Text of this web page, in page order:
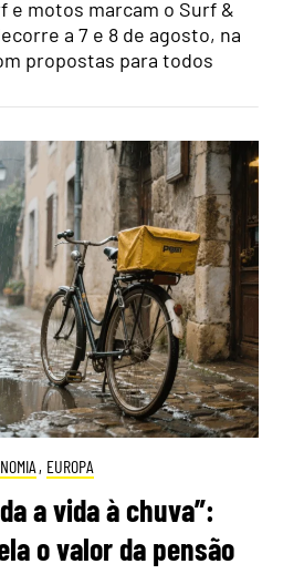
e motos marcam o Surf &
a 7 e 8 de agosto, na
propostas para todos
, EUROPA
a vida à chuva”:
o valor da pensão